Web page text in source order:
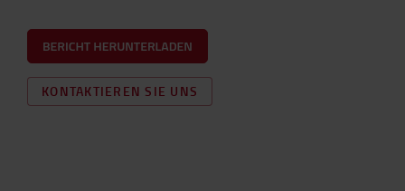
KONTAKTIEREN SIE UNS